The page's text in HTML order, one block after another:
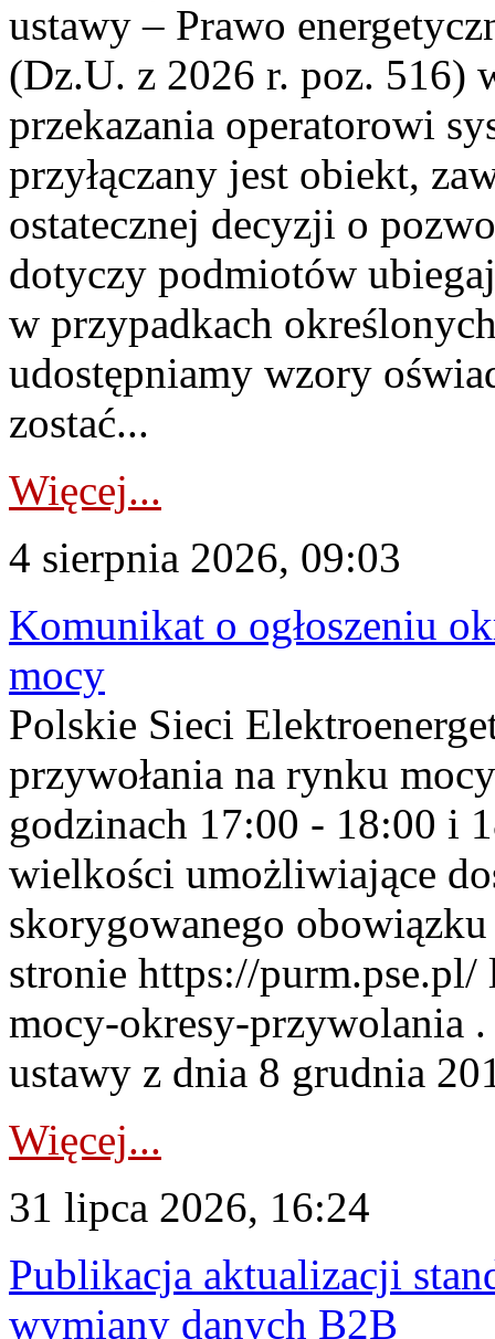
ustawy – Prawo
(Dz.U. z 2026 r. poz. 516)
przekazania operatorowi
przyłączany jest obiekt,
ostatecznej decyzji o
dotyczy podmiotów
w przypadkach
udostępniamy wzory
zostać...
Więcej...
4 sierpnia 2026, 09:03
Komunikat o ogłoszeniu
mocy
Polskie Sieci
przywołania na rynku
godzinach 17:00 - 18:00 i
wielkości umożliwiające
skorygowanego
stronie https://
mocy-okresy-przywolania
ustawy z dnia 8 grudnia
Więcej...
31 lipca 2026, 16:24
Publikacja aktualizacji
wymiany danych B2B